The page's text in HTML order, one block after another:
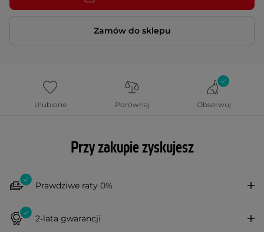
Zamów do sklepu
Ulubione Porównaj Obserwuj
Przy zakupie zyskujesz
Prawdziwe raty 0%
2-lata gwarancji